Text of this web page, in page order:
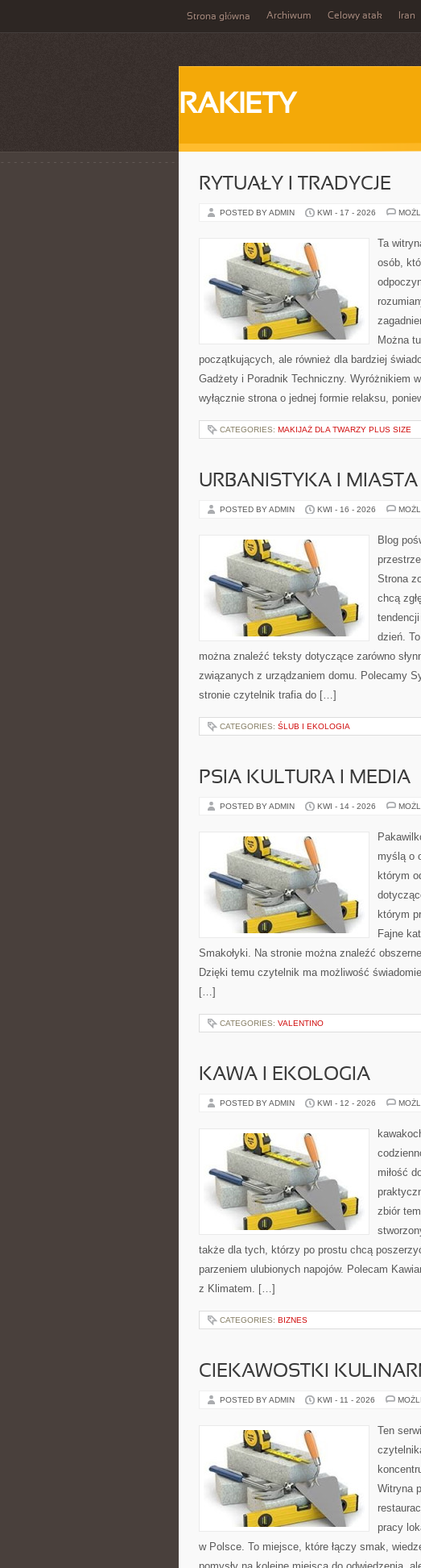
Strona główna Archiwum Celowy atak Iran
RAKIETY
RYTUAŁY I TRADYCJE
POSTED BY ADMIN KWI - 17 - 2026
Ta
osób,
Można
początkujących, ale również dla bardziej
Gadżety i Poradnik Techniczny. Wyróżnikiem
wyłącznie strona o jednej formie relaksu,
CATEGORIES: MAKIJAŻ DLA TWARZY PLUS SIZE
URBANISTYKA I MIASTA
POSTED BY ADMIN KWI - 16 - 2026
Blog
Strona
chcą
dzień.
można znaleźć teksty dotyczące zarówno
związanych z urządzaniem domu. Polecamy
stronie czytelnik trafia do […]
CATEGORIES: ŚLUB I EKOLOGIA
PSIA KULTURA I MEDIA
POSTED BY ADMIN KWI - 14 - 2026
myślą o
którym
którym
Fajne
Smakołyki. Na stronie można znaleźć
Dzięki temu czytelnik ma możliwość
[…]
CATEGORIES: VALENTINO
KAWA I EKOLOGIA
POSTED BY ADMIN KWI - 12 - 2026
miłość
zbiór
także dla tych, którzy po prostu chcą
parzeniem ulubionych napojów. Polecam
z Klimatem. […]
CATEGORIES: BIZNES
CIEKAWOSTKI
POSTED BY ADMIN KWI - 11 - 2026
Ten
Witryna
pracy
w Polsce. To miejsce, które łączy smak,